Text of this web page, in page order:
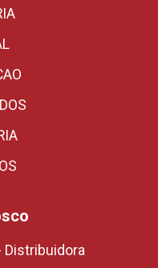
Distribuidora